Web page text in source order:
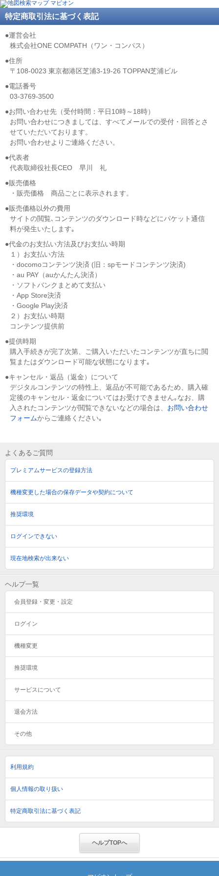
特定商取引法に基づく表記
●運営会社
株式会社ONE COMPATH（ワン・コンパス）
●住所
〒108-0023 東京都港区芝浦3-19-26 TOPPAN芝浦ビル
●電話番号
03-3769-3500
●お問い合わせ先（受付時間：平日10時～18時）
お問い合わせにつきましては、すべてメールでの受付・回答とさ
せていただいております。
お問い合わせよりご連絡ください。
●代表者
代表取締役社長CEO 早川 礼
●販売価格
・販売価格 商品ごとに表示されます。
●販売価格以外の費用
サイトの閲覧､コンテンツのダウンロード時などにパケット通信
料が発生いたします｡
●代金のお支払い方法及びお支払い時期
１）お支払い方法
・docomoコンテンツ決済 (旧：spモードコンテンツ決済)
・au PAY（auかんたん決済）
・ソフトバンクまとめて支払い
・App Store決済
・Google Play決済
２）お支払い時期
コンテンツ提供前
●提供時期
購入手続きが完了次第、ご購入いただいたコンテンツが直ちに閲
覧またはダウンロード可能な状態になります｡
●キャンセル・返品（返金）について
デジタルコンテンツの特性上、返品が不可能であるため、購入確
定後のキャンセル・返金についてはお受けできません｡なお、購
入されたコンテンツが閲覧できないなどの場合は、 お問い合わせ
フォームからご連絡ください｡
よくあるご質問
プレミアムサービスの登録方法
機種変更した場合の保存データや契約について
推奨環境
ログインできない
現在地検索が出来ない
ヘルプ一覧
会員登録・変更・設定
ログイン
機種変更
推奨環境
サービスについて
退会方法
その他
利用規約
個人情報の取り扱い
特定商取引法に基づく表記
ヘルプTOPへ